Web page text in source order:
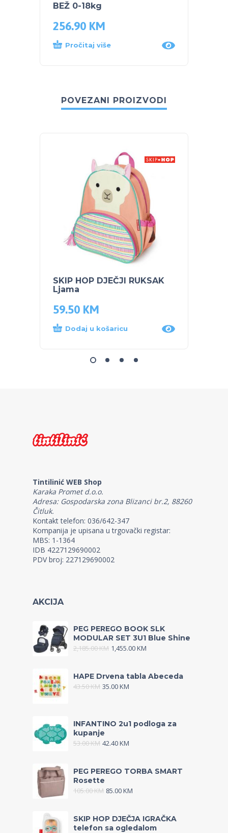
BEŽ 0-18kg
256.90 KM
Pročitaj više
POVEZANI PROIZVODI
SKIP HOP DJEČJI RUKSAK
Ljama
59.50 KM
Dodaj u košaricu
Tintilinić WEB Shop
Karaka Promet d.o.o.
Adresa: Gospodarska zona Blizanci br.2, 88260
Čitluk.
Kontakt telefon: 036/642-347
Kompanija je upisana u trgovački registar:
MBS: 1-1364
IDB 4227129690002
PDV broj: 227129690002
AKCIJA
PEG PEREGO BOOK SLK
MODULAR SET 3U1 Blue Shine
2,185.00KM 1,455.00KM
HAPE Drvena tabla Abeceda
43.50KM 35.00KM
INFANTINO 2u1 podloga za
kupanje
53.00KM 42.40KM
PEG PEREGO TORBA SMART
Rosette
105.00KM 85.00KM
SKIP HOP DJEČJA IGRAČKA
telefon sa ogledalom